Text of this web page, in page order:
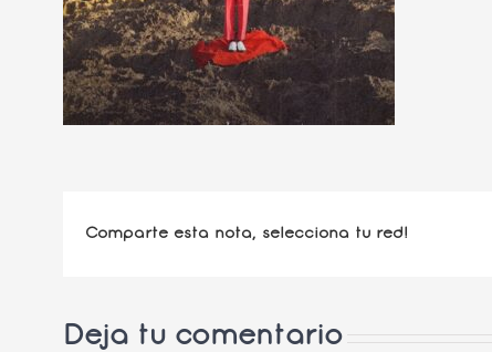
Comparte esta nota, selecciona tu red!
Deja tu comentario